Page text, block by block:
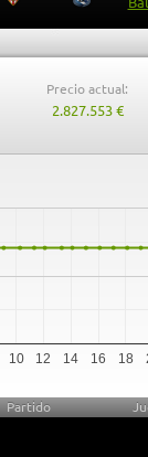
Precio actual:
2.827.553 €
10 12 14 16 18
Partido